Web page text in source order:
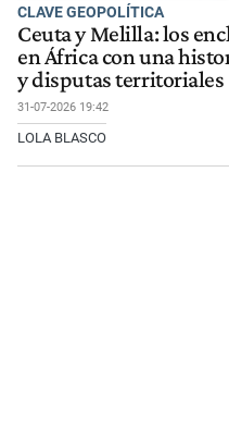
CLAVE GEOPOLÍTICA
Ceuta y Melilla: los
en África con una
y disputas territoriales
31-07-2026 19:42
LOLA BLASCO